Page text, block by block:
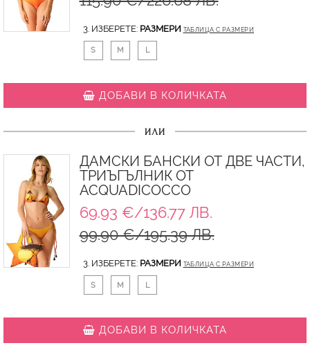
3. ИЗБЕРЕТЕ: РАЗМЕРИ ТАБЛИЦА С РАЗМЕРИ
S M L
ДОБАВИ В КОЛИЧКАТА
ИЛИ
ДАМСКИ БАНСКИ ОТ ДВЕ ЧАСТИ,
ТРИЪГЪЛНИК ОТ
ACQUADICOCCO
69.93 €/136.77 ЛВ.
99.90 €/195.39 ЛВ.
3. ИЗБЕРЕТЕ: РАЗМЕРИ ТАБЛИЦА С РАЗМЕРИ
S M L
ДОБАВИ В КОЛИЧКАТА